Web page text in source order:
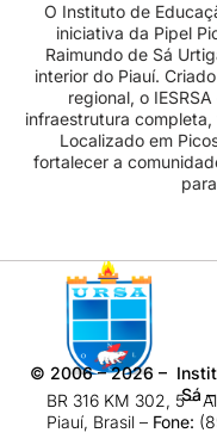
O Instituto de
iniciativa da Pipel
Raimundo de Sá
interior do Piauí.
regional, o
infraestrutura
Localizado em
fortalecer a
© 2006 – 2026 –
Sá
BR 316 KM 302, 5 –
Piauí, Brasil – Fone: